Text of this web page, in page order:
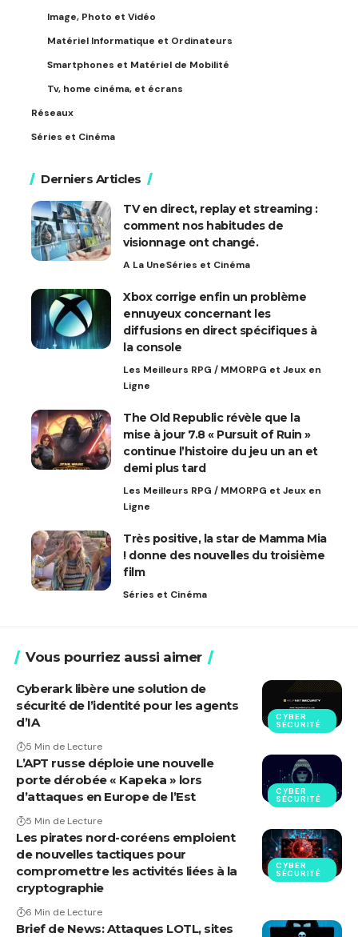
Image, Photo et Vidéo
Matériel Informatique et Ordinateurs
Smartphones et Matériel de Mobilité
Tv, home cinéma, et écrans
Réseaux
Séries et Cinéma
Derniers Articles
TV en direct, replay et streaming :
comment nos habitudes de
visionnage ont changé.
A La UneSéries et Cinéma
Xbox corrige enfin un problème
ennuyeux concernant les
diffusions en direct spécifiques à
la console
Les Meilleurs RPG / MMORPG et Jeux en
Ligne
The Old Republic révèle que la
mise à jour 7.8 « Pursuit of Ruin »
continue l’histoire du jeu un an et
demi plus tard
Les Meilleurs RPG / MMORPG et Jeux en
Ligne
Très positive, la star de Mamma Mia
! donne des nouvelles du troisième
film
Séries et Cinéma
Vous pourriez aussi aimer
CYBER
SÉCURITÉ
Cyberark libère une solution de
sécurité de l’identité pour les agents
d’IA
5 Min de Lecture
CYBER
SÉCURITÉ
L’APT russe déploie une nouvelle
porte dérobée « Kapeka » lors
d’attaques en Europe de l’Est
5 Min de Lecture
CYBER
SÉCURITÉ
Les pirates nord-coréens emploient
de nouvelles tactiques pour
compromettre les activités liées à la
cryptographie
6 Min de Lecture
Brief de News: Attaques LOTL, sites